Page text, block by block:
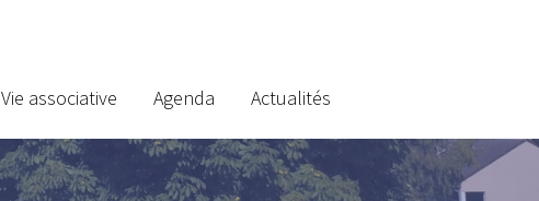
Vie associative Agenda Actualités